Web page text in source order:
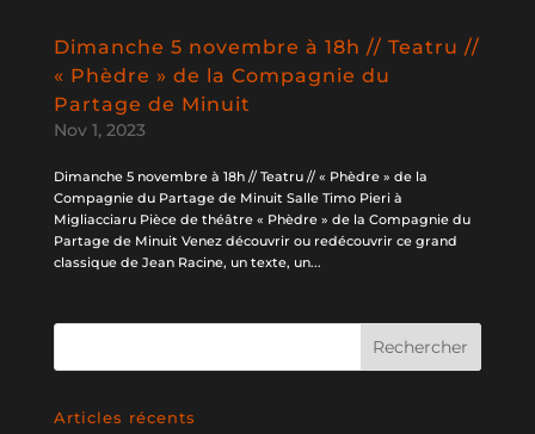
Dimanche 5 novembre à 18h // Teatru //
« Phèdre » de la Compagnie du
Partage de Minuit
Nov 1, 2023
Dimanche 5 novembre à 18h // Teatru // « Phèdre » de la
Compagnie du Partage de Minuit Salle Timo Pieri à
Migliacciaru Pièce de théâtre « Phèdre » de la Compagnie du
Partage de Minuit Venez découvrir ou redécouvrir ce grand
classique de Jean Racine, un texte, un...
Articles récents